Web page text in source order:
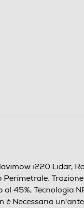
i220 Lidar,
Perimetrale,
al 45%, Tecnologia
è Necessaria